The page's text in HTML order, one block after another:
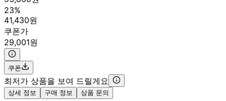
23%
41,430원
쿠폰가
29,001원
쿠폰
최저가 상품을 보여 드릴게요
상세 정보 구매 정보 상품 문의